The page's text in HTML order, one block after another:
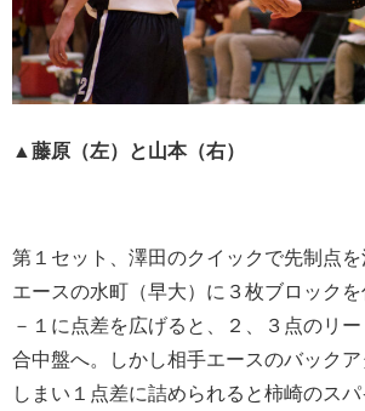
▲ 藤原（左）と山本（右）
第１セット、澤田のクイックで先制点
エースの水町（早大）に３枚ブロック
－１に点差を広げると、２、３点のリ
合中盤へ。しかし相手エースのバック
しまい１点差に詰められると柿崎のス